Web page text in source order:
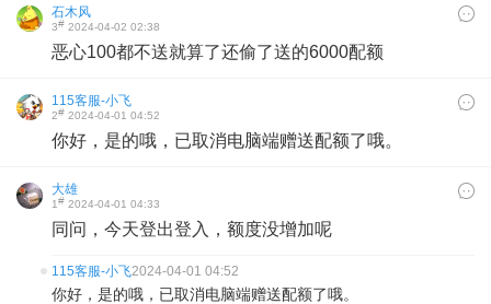
石木风
3# 2024-04-02 02:38
恶心100都不送就算了还偷了送的6000配额
115客服-小飞
2# 2024-04-01 04:52
你好，是的哦，已取消电脑端赠送配额了哦。
大雄
1# 2024-04-01 04:33
同问，今天登出登入，额度没增加呢
115客服-小飞2024-04-01 04:52
你好，是的哦，已取消电脑端赠送配额了哦。